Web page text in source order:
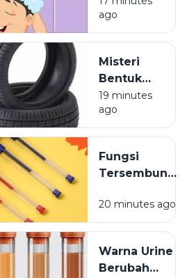
Ringan
Setelah
ago
Misteri
Bentuk
Ban
Kendaraan
yang
Dipikirkan
19 minutes
ago
Fungsi
Tersembunyi
pada Tutup
Pulpen
20 minutes ago
Warna Urine
Berubah